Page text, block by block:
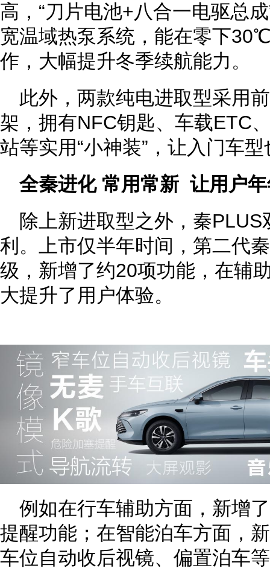
高，“刀片电池+八合一电驱总
宽温域热泵系统，能在零下
作，大幅提升冬季续航能力。
此外，两款纯电进取型采用
架，拥有NFC钥匙、车载ETC
站等实用“小神装”，让入门车
全秦进化 常用常新 让用户
除上新进取型之外，秦
利。上市仅半年时间，第二代
级，新增了约20项功能，在辅
大提升了用户体验。
例如在行车辅助方面，新增
提醒功能；在智能泊车方面，
车位自动收后视镜、偏置泊车